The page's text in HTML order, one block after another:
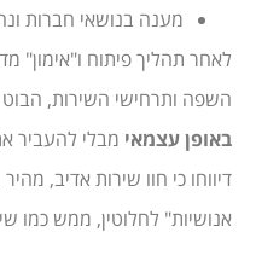
מענה בנושאי חברות
לאחר תהליך פיתוח ו"אימון"
השפה ותרחישי השירות, הבוט
באופן עצמאי מבלי להעביר
דיווחו כי חוו שירות אדיב,
אנושיות" לחלוטין, ממש כמו